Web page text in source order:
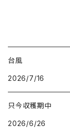
台風
2026/7/16
只今収穫期中
2026/6/26